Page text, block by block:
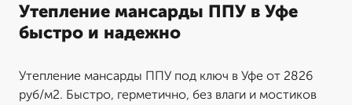
Утепление мансарды ППУ в Уфе
быстро и надежно
Утепление мансарды ППУ под ключ в Уфе от 2826
руб/м2. Быстро, герметично, без влаги и мостиков